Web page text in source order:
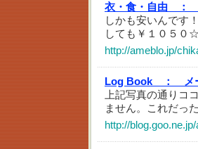
衣・食・自由 ：
しかも安いんです
しても￥１０５０
http://ameblo.jp/
Log Book ：
メ
上記写真の通りコ
ません。これだっ
http://